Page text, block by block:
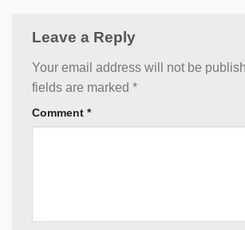
Leave a Reply
Your email address will not be
fields are marked *
Comment *